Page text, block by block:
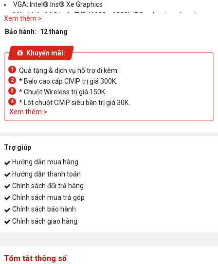
VGA: Intel® Iris® Xe Graphics
Màn hình: 14.0 inch, FHD (1920 x 1080), IPS, edge-to-edge glass,
Pin: 3-cell, 43 Wh
Cân nặng: 1.61 kg
Màu sắc: Vàng
Tính năng: Bảo mật vân tay
OS: Windows 10 Home + Office
Xem thêm >
Bảo hành: 12 tháng
Khuyến mãi:
1 Quà tặng & dịch vụ hỗ trợ đi kèm:
2 * Balo cao cấp CIVIP trị giá 300K.
3 * Chuột Wireless trị giá 150K.
4
* Lót chuột CIVIP siêu bền trị giá 30K.
Xem thêm >
Trợ giúp
Hướng dẫn mua hàng
Hướng dẫn thanh toán
Chính sách đổi trả hàng
Chính sách mua trả góp
Chính sách bảo hành
Chính sách giao hàng
Tóm tắt thông số